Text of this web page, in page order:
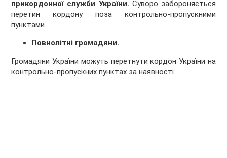
прикордонної служби України. Суворо забороняється
перетин кордону поза контрольно-пропускними
пунктами.
Повнолітні громадяни.
Громадяни України можуть перетнути кордон України на
контрольно-пропускних пунктах за наявності